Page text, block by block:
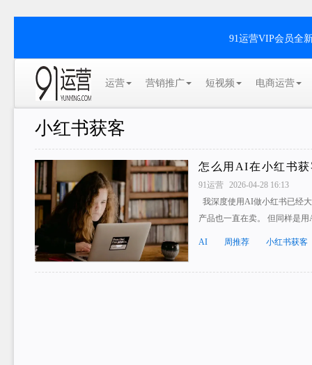
91运营VIP会员全
运营 营销推广 短视频 电商运营
小红书获客
怎么用AI在小红书
91运营 2026-04-28 16:13
我深度使用AI做小红书已经
产品也一直在卖。 但同样是
AI 周推荐 小红书获客